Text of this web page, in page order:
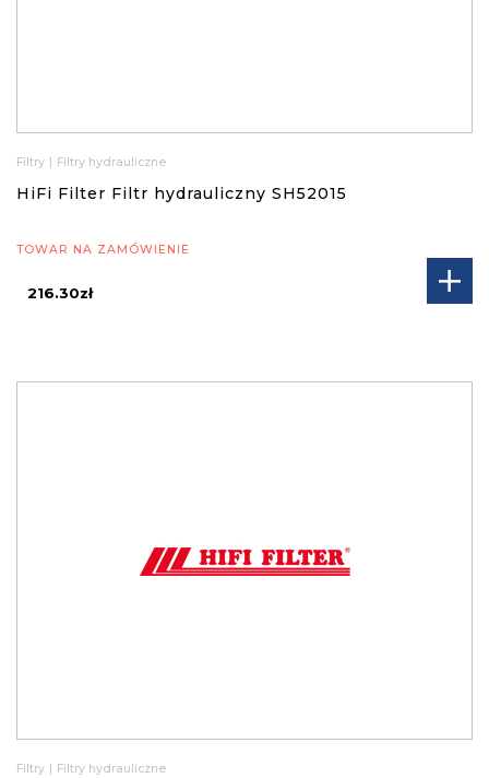
Filtry | Filtry hydrauliczne
HiFi Filter Filtr hydrauliczny SH52015
TOWAR NA ZAMÓWIENIE
216.30zł
Filtry Filtry hydrauliczne